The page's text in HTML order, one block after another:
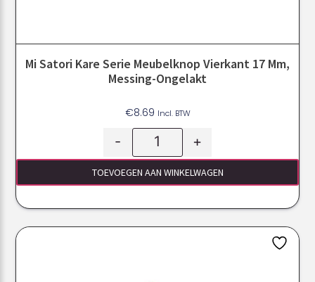
Mi Satori Kare Serie Meubelknop Vierkant 17 Mm,
Messing-Ongelakt
€8.69 Incl. BTW
- +
TOEVOEGEN AAN WINKELWAGEN